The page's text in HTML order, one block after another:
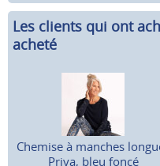
Les clients qui ont
acheté
Chemise à manches
Priya, bleu foncé